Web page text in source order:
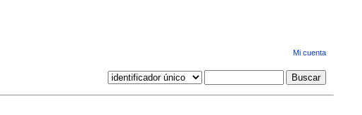
Mi cuenta